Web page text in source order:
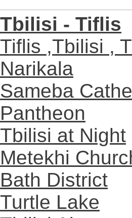
Tbilisi - Tiflis
Tiflis ,Tbilisi ,
Narikala
Sameba
Pantheon
Tbilisi at Night
Metekhi
Bath District
Turtle Lake